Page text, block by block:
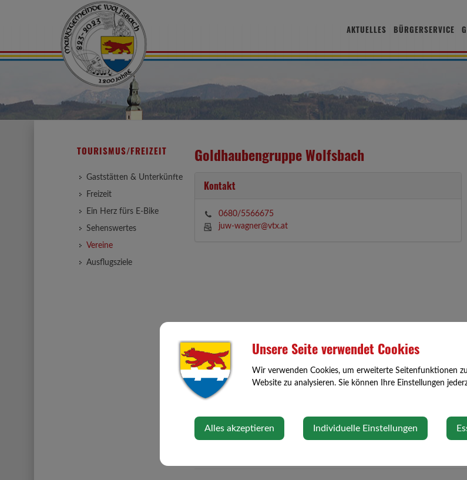
AKTUELLES BÜRGERSERVICE
Goldhaubengruppe Wolfsbach
Kontakt
0680/5566675
juw-wagner@vtx.at
TOURISMUS/FREIZEIT
Gaststätten & Unterkünfte
Freizeit
Ein Herz fürs E-Bike
Sehenswertes
Vereine
Ausflugsziele
Unsere Seite verwendet Cookies
Wir verwenden Cookies, um erweiterte Seitenfunktionen
Website zu analysieren. Sie können Ihre Einstellungen
Alles akzeptieren Individuelle Einstellungen